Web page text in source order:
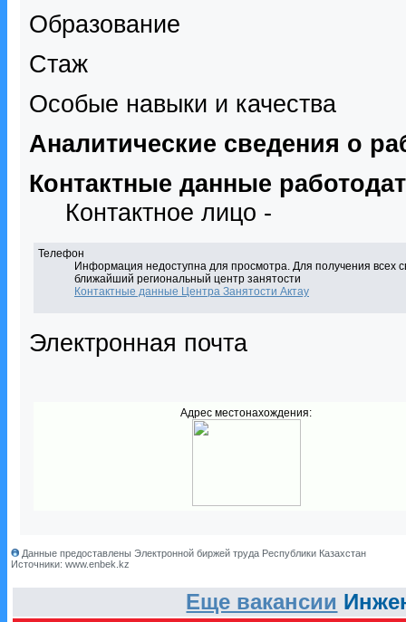
Образование
Стаж
Особые навыки и качества
Аналитические сведения о
Контактные данные
Контактное лицо -
Телефон
Информация недоступна для просмотра. Для получения всех
ближайший региональный центр занятости
Контактные данные Центра Занятости Актау
Электронная почта
Адрес местонахождения:
Данные предоставлены Электронной биржей труда Республики Казахстан
Источники: www.enbek.kz
Еще вакансии